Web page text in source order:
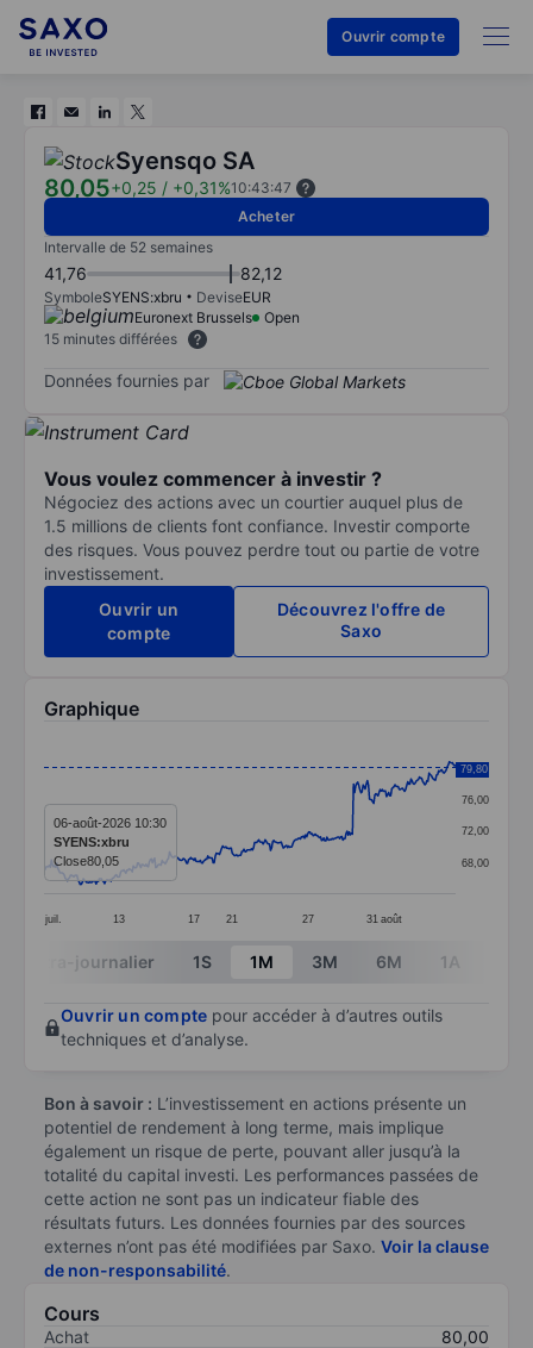
Ouvrir compte
Syensqo SA
80,05+0,25 / +0,31%10:43:47
Acheter
Intervalle de 52 semaines
41,76 82,12
SymboleSYENS:xbru DeviseEUR
Euronext Brussels
Open
15 minutes différées
Données fournies par
Vous voulez commencer à investir ?
Négociez des actions avec un courtier auquel plus de
1.5 millions de clients font confiance. Investir comporte
des risques. Vous pouvez perdre tout ou partie de votre
investissement.
Ouvrir un
compte
Découvrez l'offre de
Saxo
Graphique
The chart has 1 X axis displaying categories.
The chart has 1 Y axis displaying values. Data
juil. 13 17 21 27 31 août
68,00
72,00
76,00
80,00
79,80
06-août-2026 10:30
SYENS:xbru
Close80,05
End of interactive chart.
Intra-journalier 1S 1M 3M 6M 1A
Ouvrir un compte pour accéder à d’autres outils
techniques et d’analyse.
Bon à savoir : L’investissement en actions présente un
potentiel de rendement à long terme, mais implique
également un risque de perte, pouvant aller jusqu’à la
totalité du capital investi. Les performances passées de
cette action ne sont pas un indicateur fiable des
résultats futurs. Les données fournies par des sources
externes n’ont pas été modifiées par Saxo. Voir la clause
de non-responsabilité.
Cours
Achat
80,00